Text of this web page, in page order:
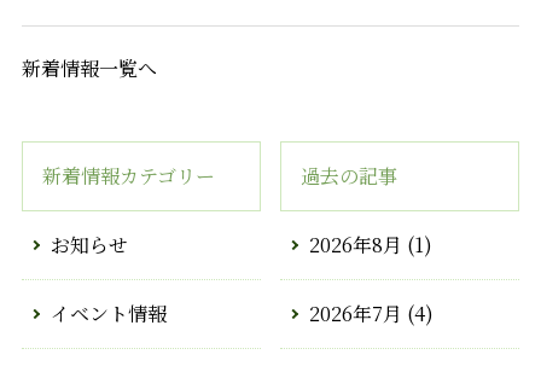
新着情報一覧へ
新着情報カテゴリー
お知らせ
イベント情報
過去の記事
2026年8月 (1)
2026年7月 (4)